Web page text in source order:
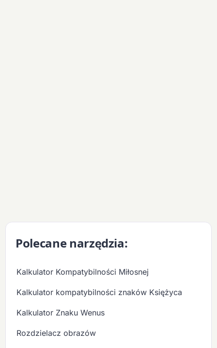
Polecane narzędzia:
Kalkulator Kompatybilności Miłosnej
Kalkulator kompatybilności znaków Księżyca
Kalkulator Znaku Wenus
Rozdzielacz obrazów